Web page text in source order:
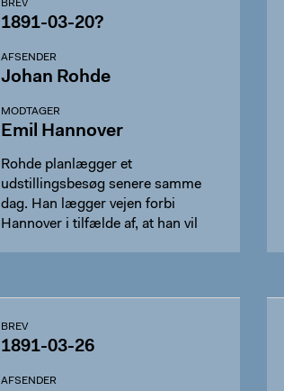
BREV
1891-03-20?
AFSENDER
Johan Rohde
MODTAGER
Emil Hannover
Rohde planlægger et
udstillingsbesøg senere samme
dag. Han lægger vejen forbi
Hannover i tilfælde af, at han vil
BREV
1891-03-26
AFSENDER